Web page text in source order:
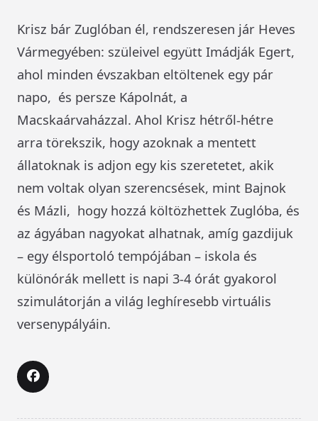
Krisz bár Zuglóban él, rendszeresen jár Heves
Vármegyében: szüleivel együtt Imádják Egert,
ahol minden évszakban eltöltenek egy pár
napo, és persze Kápolnát, a
Macskaárvaházzal. Ahol Krisz hétről-hétre
arra törekszik, hogy azoknak a mentett
állatoknak is adjon egy kis szeretetet, akik
nem voltak olyan szerencsések, mint Bajnok
és Mázli, hogy hozzá költözhettek Zuglóba, és
az ágyában nagyokat alhatnak, amíg gazdijuk
– egy élsportoló tempójában – iskola és
különórák mellett is napi 3-4 órát gyakorol
szimulátorján a világ leghíresebb virtuális
versenypályáin.